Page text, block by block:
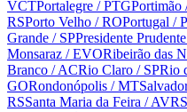
VCTPortalegre / PTGPortimão
RSPorto Velho / ROPortugal /
Grande / SPPresidente Prudente
Monsaraz / EVORibeirão das
Branco / ACRio Claro / SPRio
GORondonópolis / MT
RSSanta Maria da Feira / AVR